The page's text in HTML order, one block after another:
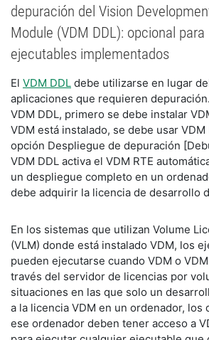
depuración del Vision
Module (VDM DDL): opcional para
ejecutables implementados
El VDM DDL debe utilizarse en lugar
aplicaciones que requieren
VDM DDL, primero se debe instalar
VDM está instalado, se debe usar VDM
opción Despliegue de depuración
VDM DDL activa el VDM RTE
un despliegue completo en un
debe adquirir la licencia de desarrollo
En los sistemas que utilizan Volume
(VLM) donde está instalado VDM, los
pueden ejecutarse cuando VDM o
través del servidor de licencias por
situaciones en las que solo un
a la licencia VDM en un ordenador, los
ese ordenador deben tener acceso a